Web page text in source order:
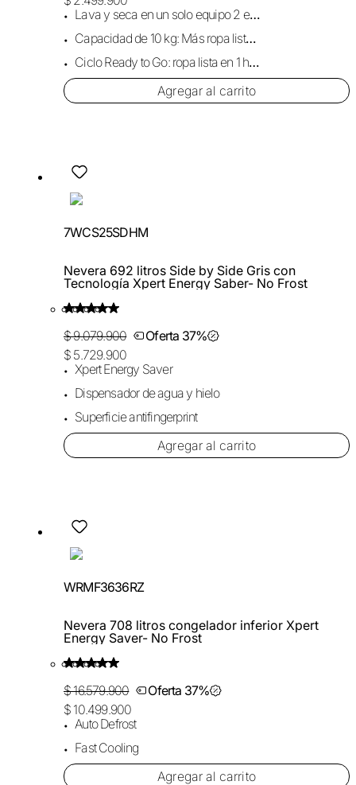
Lava y seca en un solo equipo 2 en 1.
Capacidad de 10 kg: Más ropa lista en cada ciclo.
Ciclo Ready to Go: ropa lista en 1 hora.
Agregar al carrito
7WCS25SDHM
Nevera 692 litros Side by Side Gris con
Tecnología Xpert Energy Saber- No Frost
$ 9.079.900
Oferta 37%
$ 5.729.900
Xpert Energy Saver
Dispensador de agua y hielo
Superficie antifingerprint
Agregar al carrito
WRMF3636RZ
Nevera 708 litros congelador inferior Xpert
Energy Saver- No Frost
$ 16.579.900
Oferta 37%
$ 10.499.900
Auto Defrost
Fast Cooling
Agregar al carrito